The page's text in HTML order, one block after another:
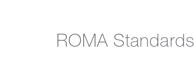
ROMA Standards